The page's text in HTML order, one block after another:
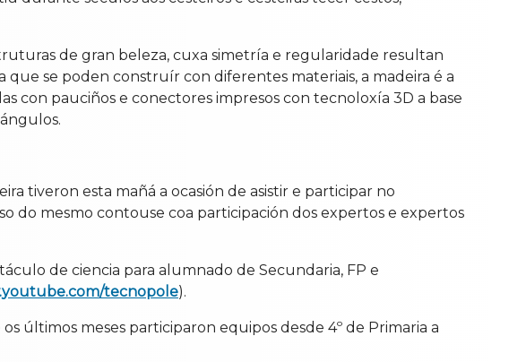
de gran beleza, cuxa simetría e regularidade resultan
se poden construír con diferentes materiais, a madeira é a
con pauciños e conectores impresos con tecnoloxía 3D a base
tiveron esta mañá a ocasión de asistir e participar no
do mesmo contouse coa participación dos expertos e expertos
de ciencia para alumnado de Secundaria, FP e
tecnopole).
últimos meses participaron equipos desde 4º de Primaria a